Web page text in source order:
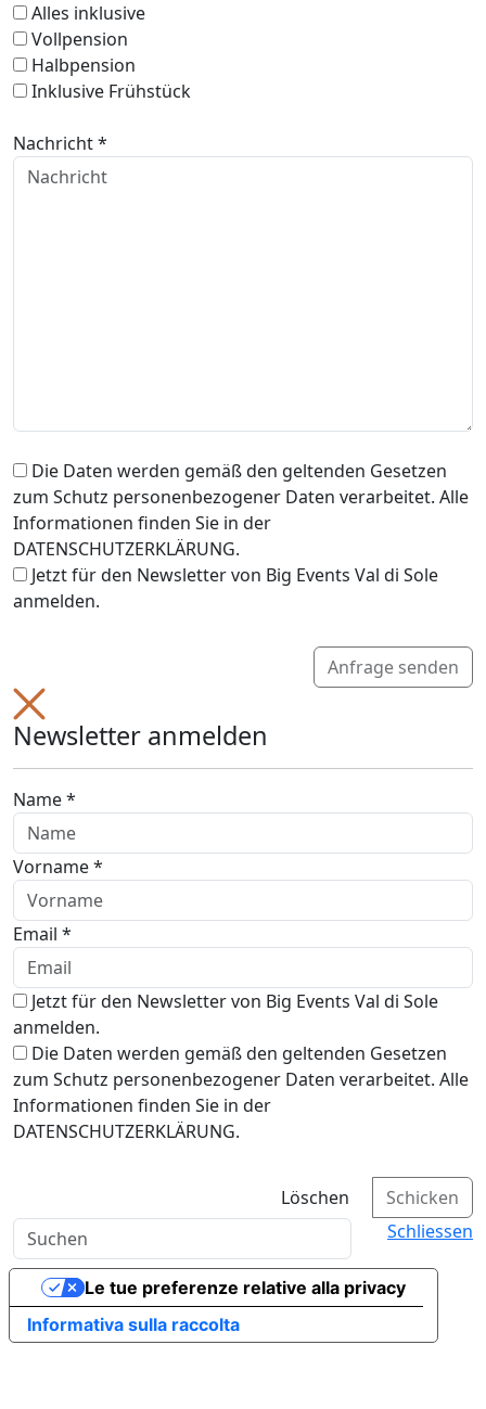
Alles inklusive
Vollpension
Halbpension
Inklusive Frühstück
Nachricht *
Die Daten werden gemäß den geltenden Gesetzen
zum Schutz personenbezogener Daten verarbeitet. Alle
Informationen finden Sie in der
DATENSCHUTZERKLÄRUNG.
Jetzt für den Newsletter von Big Events Val di Sole
anmelden.
Anfrage senden
Newsletter anmelden
Name *
Vorname *
Email *
Jetzt für den Newsletter von Big Events Val di Sole
anmelden.
Die Daten werden gemäß den geltenden Gesetzen
zum Schutz personenbezogener Daten verarbeitet. Alle
Informationen finden Sie in der
DATENSCHUTZERKLÄRUNG.
Löschen
Schicken
Schliessen
Informativa sulla raccolta
Le tue preferenze relative alla privacy